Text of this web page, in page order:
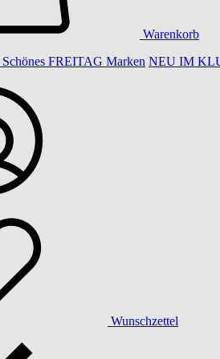
Warenkorb
Schönes FREITAG Marken NEU IM
Wunschzettel